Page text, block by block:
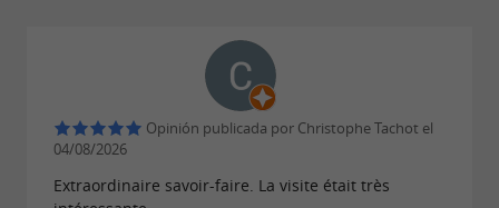
Opinión publicada por Christophe Tachot el
04/08/2026
Extraordinaire savoir-faire. La visite était très